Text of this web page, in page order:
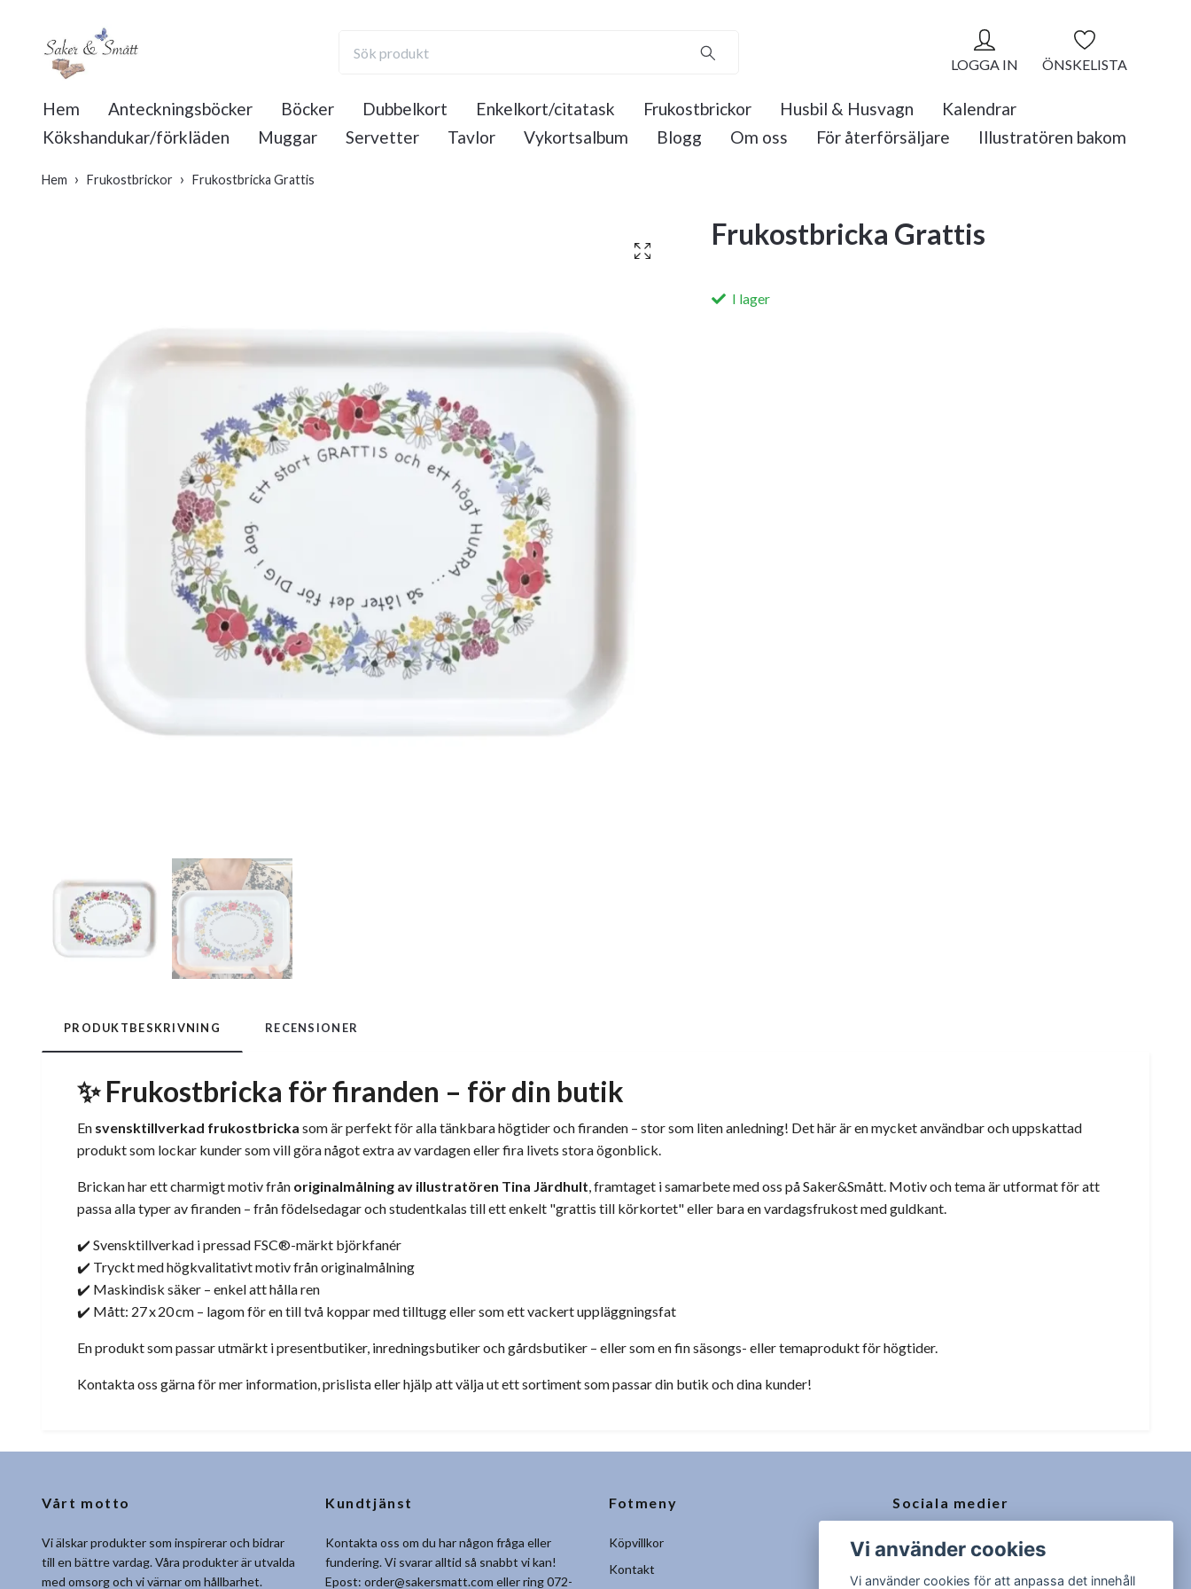
LOGGA IN ÖNSKELISTA
Hem Anteckningsböcker Böcker Dubbelkort Enkelkort/citatask Frukostbrickor Husbil & Husvagn
Kalendrar
Kökshandukar/förkläden
Muggar Servetter Tavlor Vykortsalbum Blogg Om oss För återförsäljare Illustratören bakom
Hem Frukostbrickor Frukostbricka Grattis
Frukostbricka Grattis
I lager
PRODUKTBESKRIVNING RECENSIONER
✨ Frukostbricka för firanden – för din butik
En svensktillverkad frukostbricka som är perfekt för alla tänkbara högtider och firanden – stor som liten anledning! Det här är en mycket användbar och uppskattad
produkt som lockar kunder som vill göra något extra av vardagen eller fira livets stora ögonblick.
Brickan har ett charmigt motiv från originalmålning av illustratören Tina Järdhult , framtaget i samarbete med oss på Saker&Smått. Motiv och tema är utformat för att
passa alla typer av firanden – från födelsedagar och studentkalas till ett enkelt "grattis till körkortet" eller bara en vardagsfrukost med guldkant.
✔️ Svensktillverkad i pressad FSC®-märkt björkfanér
✔️ Tryckt med högkvalitativt motiv från originalmålning
✔️ Maskindisk säker – enkel att hålla ren
✔️ Mått: 27 x 20 cm – lagom för en till två koppar med tilltugg eller som ett vackert uppläggningsfat
En produkt som passar utmärkt i presentbutiker, inredningsbutiker och gårdsbutiker – eller som en fin säsongs- eller temaprodukt för högtider.
Kontakta oss gärna för mer information, prislista eller hjälp att välja ut ett sortiment som passar din butik och dina kunder!
Vårt motto
Vi älskar produkter som inspirerar och bidrar
till en bättre vardag. Våra produkter är utvalda
med omsorg och vi värnar om hållbarhet.
Kundtjänst
Kontakta oss om du har någon fråga eller
fundering. Vi svarar alltid så snabbt vi kan!
Epost: order@sakersmatt.com eller ring 072-
Fotmeny
Köpvillkor
Kontakt
Sociala medier
Facebook
Vi använder cookies
Vi använder cookies för att anpassa det innehåll